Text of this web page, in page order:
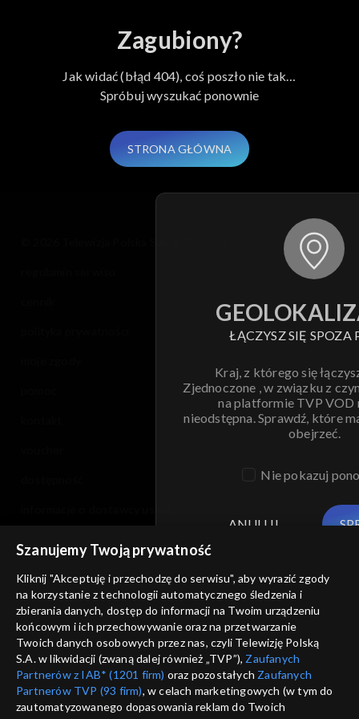
Zagubiony?
Jak widać (błąd 404), coś poszło nie tak…
Spróbuj wyszukać ponownie
STRONA GŁÓWNA
ŁĄCZYSZ SIĘ SPOZA
Kraj, z którego się
Zjednoczone , w związku z
na platformie TVP VOD
nieodstępna. Sprawdź, które
obejrzeć.
Nie pokazuj
ANULUJ
Szanujemy Twoją prywatność
Kliknij "Akceptuję i przechodzę do serwisu", aby wyrazić zgody
na korzystanie z technologii automatycznego śledzenia i
zbierania danych, dostęp do informacji na Twoim urządzeniu
końcowym i ich przechowywanie oraz na przetwarzanie
Twoich danych osobowych przez nas, czyli Telewizję Polską
S.A. w likwidacji (zwaną dalej również „TVP”), Zaufanych
Partnerów z IAB* (1201 firm) oraz pozostałych Zaufanych
Partnerów TVP (93 firm), w celach marketingowych (w tym do
zautomatyzowanego dopasowania reklam do Twoich